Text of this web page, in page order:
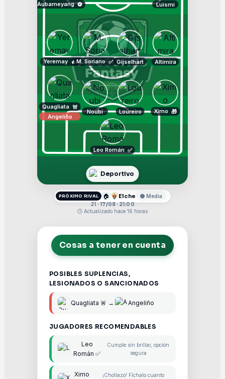
Leo Román ✅
Quagliata 🚨
Angeliño
Noubi Loureiro Ximo 🎁
Yeremay 🔥M. Soriano ✅ Gijselhart Altimira
Aubameyang ⚽ Luismi
Deportivo
PRÓXIMO RIVAL 🏠 Elche
🟡 Media
J1 · 17/08 · 21:00
🕒 Actualizado hace 16 horas
Cosas a tener en cuenta
POSIBLES SUPLENCIAS,
LESIONADOS O SANCIONADOS
Quagliata 🚨 → Angeliño
JUGADORES RECOMENDABLES
Leo
Román ✅
Cumple sin brillar, opción
segura
Ximo
¡Chollazo! Fíchalo cuanto